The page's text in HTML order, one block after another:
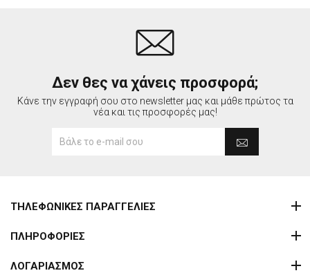
Δεν θες να χάνεις προσφορά;
Κάνε την εγγραφή σου στο newsletter μας και μάθε πρώτος τα
νέα και τις προσφορές μας!
ΤΗΛΕΦΩΝΙΚΕΣ ΠΑΡΑΓΓΕΛΙΕΣ
ΠΛΗΡΟΦΟΡΙΕΣ
ΛΟΓΑΡΙΑΣΜΟΣ